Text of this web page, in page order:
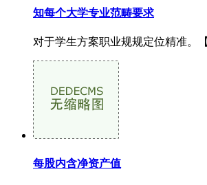
知每个大学专业范畴要求
对于学生方案职业规规定位精准。
每股内含净资产值